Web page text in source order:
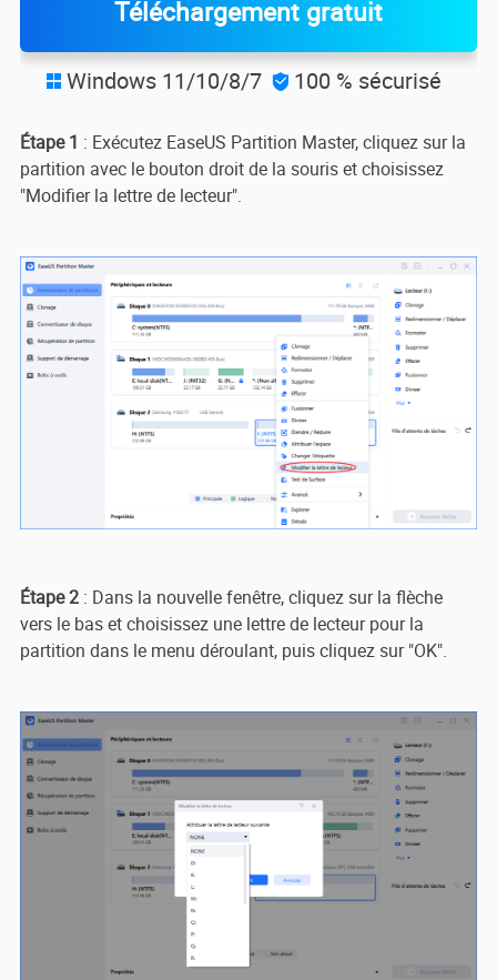
Téléchargement gratuit
 Windows 11/10/8/7  100 % sécurisé
Étape 1 : Exécutez EaseUS Partition Master, cliquez sur la
partition avec le bouton droit de la souris et choisissez
"Modifier la lettre de lecteur".
Étape 2 : Dans la nouvelle fenêtre, cliquez sur la flèche
vers le bas et choisissez une lettre de lecteur pour la
partition dans le menu déroulant, puis cliquez sur "OK".